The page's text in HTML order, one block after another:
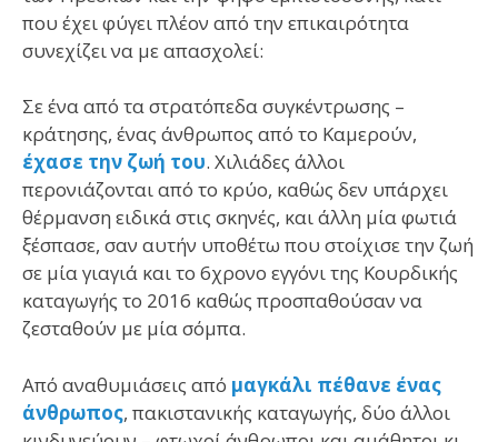
που έχει φύγει πλέον από την επικαιρότητα
συνεχίζει να με απασχολεί:
Σε ένα από τα στρατόπεδα συγκέντρωσης –
κράτησης, ένας άνθρωπος από το Καμερούν,
έχασε την ζωή του. Χιλιάδες άλλοι
περονιάζονται από το κρύο, καθώς δεν υπάρχει
θέρμανση ειδικά στις σκηνές, και άλλη μία φωτιά
ξέσπασε, σαν αυτήν υποθέτω που στοίχισε την ζωή
σε μία γιαγιά και το 6χρονο εγγόνι της Κουρδικής
καταγωγής το 2016 καθώς προσπαθούσαν να
ζεσταθούν με μία σόμπα.
Από αναθυμιάσεις από μαγκάλι πέθανε ένας
άνθρωπος, πακιστανικής καταγωγής, δύο άλλοι